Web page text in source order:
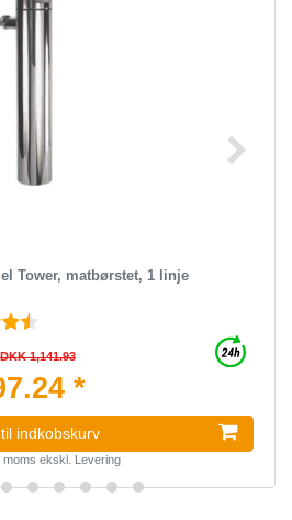
Tower, matbørstet, 1 linje
1,141.93
*
indkobskurv
moms ekskl. Levering